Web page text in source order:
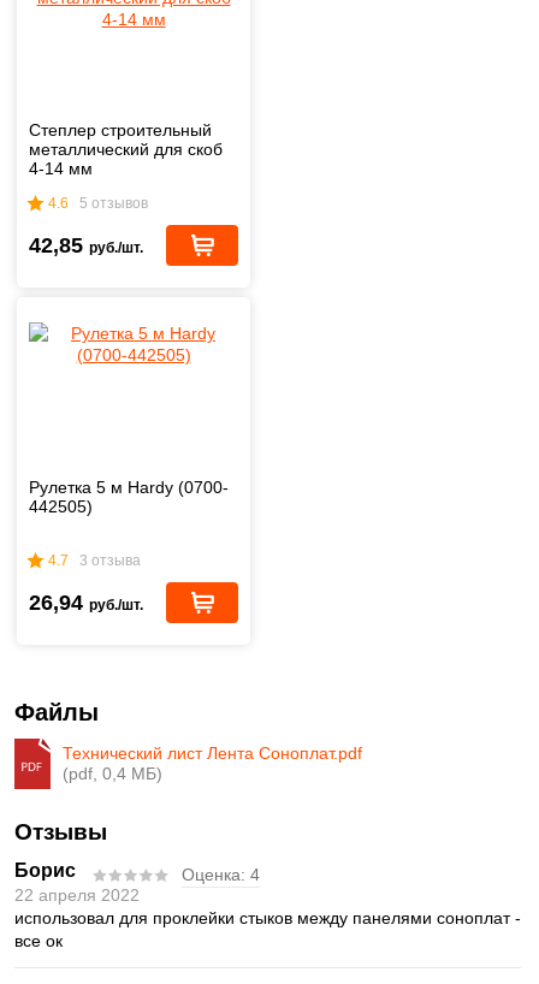
Степлер строительный
металлический для скоб
4-14 мм
4.6 5 отзывов
42,85 руб./шт.
Рулетка 5 м Hardy (0700-
442505)
4.7 3 отзыва
26,94 руб./шт.
Файлы
Технический лист Лента Соноплат.pdf
(pdf, 0,4 МБ)
Отзывы
Борис Оценка: 4
22 апреля 2022
использовал для проклейки стыков между панелями соноплат -
все ок